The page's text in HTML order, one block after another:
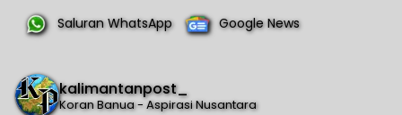
Saluran WhatsApp Google News
kalimantanpost_
Koran Banua - Aspirasi Nusantara